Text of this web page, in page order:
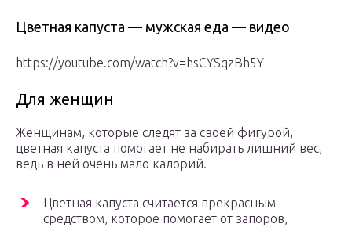
Цветная капуста — мужская еда — видео
https://youtube.com/watch?v=hsCYSqzBh5Y
Для женщин
Женщинам, которые следят за своей фигурой,
цветная капуста помогает не набирать лишний вес,
ведь в ней очень мало калорий.
Цветная капуста считается прекрасным
средством, которое помогает от запоров,